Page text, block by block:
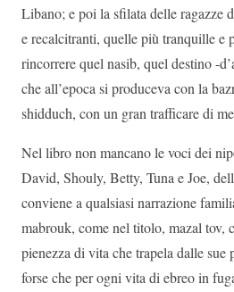
Libano; e poi la sfilata delle ragazze
e recalcitranti, quelle più tranquille e
rincorrere quel nasib, quel destino -
che all’epoca si produceva con la
shidduch, con un gran trafficare di
Nel libro non mancano le voci dei
David, Shouly, Betty, Tuna e Joe,
conviene a qualsiasi narrazione
mabrouk, come nel titolo, mazal tov,
pienezza di vita che trapela dalle sue
forse che per ogni vita di ebreo in